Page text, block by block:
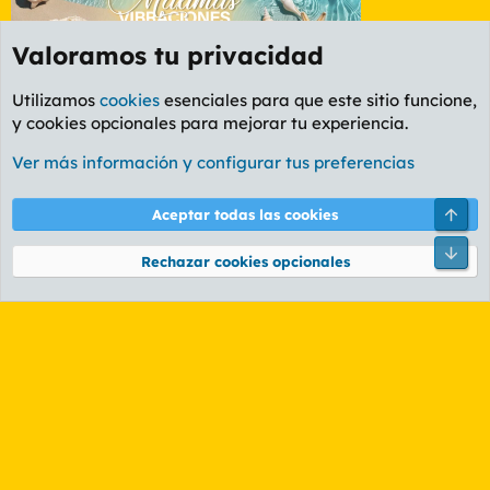
Foro General
Cookies
PL OLDSTYLE AMARILLO
Términos y reglas Política de privacidad Ayuda
Community platform by XenForo® © 2010-2026 XenForo Ltd.
Valoramos tu privacidad
Utilizamos cookies esenciales para que este sitio funcione,
y cookies opcionales para mejorar tu experiencia.
Ver más información y configurar tus preferencias
Aceptar todas las cookies
Rechazar cookies opcionales
Pie